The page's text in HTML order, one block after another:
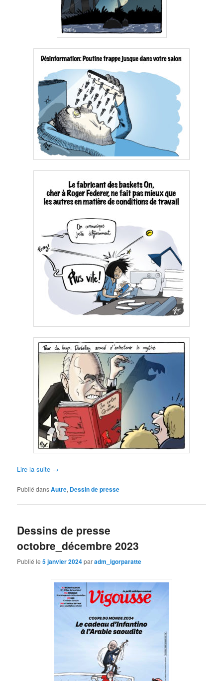
Lire la suite →
Publié dansAutre, Dessin de presse
Dessins de presse
octobre_décembre 2023
Publié le5 janvier 2024paradm_igorparatte